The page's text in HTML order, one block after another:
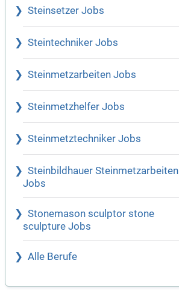
Steinsetzer Jobs
Steintechniker Jobs
Steinmetzarbeiten Jobs
Steinmetzhelfer Jobs
Steinmetztechniker Jobs
Steinbildhauer Steinmetzarbeiten
Jobs
Stonemason sculptor stone
sculpture Jobs
Alle Berufe